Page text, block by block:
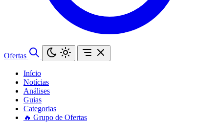
Ofertas
Início
Notícias
Análises
Guias
Categorias
🔥 Grupo de Ofertas